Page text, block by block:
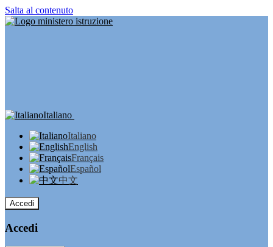
Salta al contenuto
Italiano
Italiano
English
Français
Español
中文
Accedi
Accedi